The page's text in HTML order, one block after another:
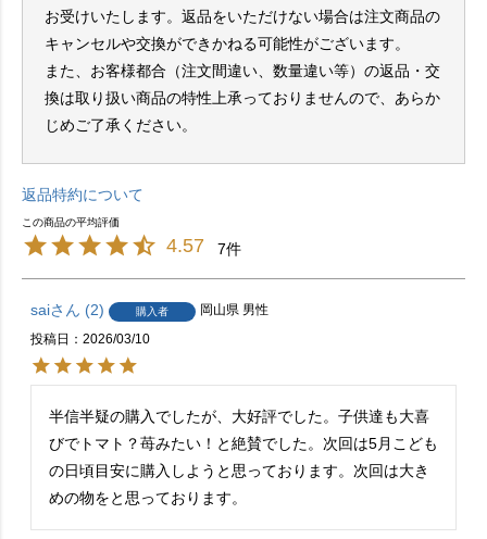
お受けいたします。返品をいただけない場合は注文商品の
キャンセルや交換ができかねる可能性がございます。
また、お客様都合（注文間違い、数量違い等）の返品・交
換は取り扱い商品の特性上承っておりませんので、あらか
じめご了承ください。
返品特約について
4.57 7
sai 2 購入者 岡山県 男性
投稿日
2026/03/10
半信半疑の購入でしたが、大好評でした。子供達も大喜
びでトマト？苺みたい！と絶賛でした。次回は5月こども
の日頃目安に購入しようと思っております。次回は大き
めの物をと思っております。